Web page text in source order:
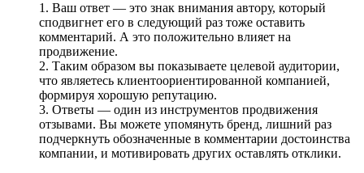
Ваш ответ — это знак внимания автору, который
сподвигнет его в следующий раз тоже оставить
комментарий. А это положительно влияет на
продвижение.
Таким образом вы показываете целевой аудитории,
что являетесь клиентоориентированной компанией,
формируя хорошую репутацию.
Ответы — один из инструментов продвижения
отзывами. Вы можете упомянуть бренд, лишний раз
подчеркнуть обозначенные в комментарии достоинства
компании, и мотивировать других оставлять отклики.